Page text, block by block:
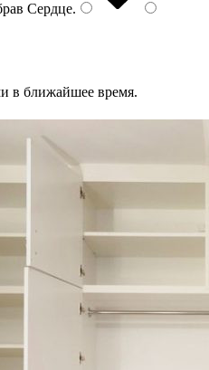
Сердце.
в ближайшее время.